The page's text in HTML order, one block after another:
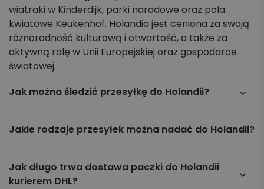
wiatraki w Kinderdijk, parki narodowe oraz pola
kwiatowe Keukenhof. Holandia jest ceniona za swoją
różnorodność kulturową i otwartość, a także za
aktywną rolę w Unii Europejskiej oraz gospodarce
światowej.
Jak można śledzić przesyłkę do Holandii?
wpisując numer listu przewozowego w zakładce
Jakie rodzaje przesyłek można nadać do Holandii?
typy przesyłek, w tym: paczki standardowe, przesyłki
paletowe, niestandardowe (o nietypowych
Jak długo trwa dostawa paczki do Holandii
kurierem DHL?